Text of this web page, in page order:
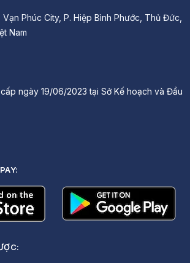
Phúc City, P. Hiệp Bình Phước, Thủ Đức,
Nam
ngày 19/06/2023 tại Sở Kế hoạch và Đầu